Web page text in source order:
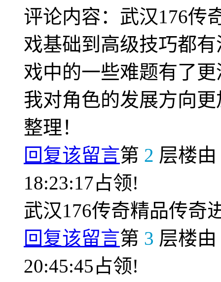
评论内容：武汉176传
戏基础到高级技巧都
戏中的一些难题有了
我对角色的发展方向
整理！
回复该留言第 2 层楼由
18:23:17占领!
武汉176传奇精品传奇
回复该留言第 3 层楼由
20:45:45占领!